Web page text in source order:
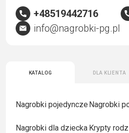
Katalog Dla klienta
Nagrobki pojedyncze Nagrobki
Nagrobki dla dziecka Krypty
+48519442716
info@nagrobki-pg.pl